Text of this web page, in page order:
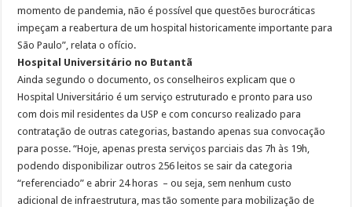
momento de pandemia, não é possível que questões burocráticas
impeçam a reabertura de um hospital historicamente importante para
São Paulo”, relata o ofício.
Hospital Universitário no Butantã
Ainda segundo o documento, os conselheiros explicam que o
Hospital Universitário é um serviço estruturado e pronto para uso
com dois mil residentes da USP e com concurso realizado para
contratação de outras categorias, bastando apenas sua convocação
para posse. “Hoje, apenas presta serviços parciais das 7h às 19h,
podendo disponibilizar outros 256 leitos se sair da categoria
“referenciado” e abrir 24 horas – ou seja, sem nenhum custo
adicional de infraestrutura, mas tão somente para mobilização de